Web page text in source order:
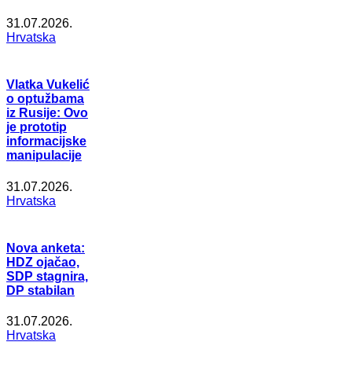
31.07.2026.
Hrvatska
Vlatka Vukelić
o optužbama
iz Rusije: Ovo
je prototip
informacijske
manipulacije
31.07.2026.
Hrvatska
Nova anketa:
HDZ ojačao,
SDP stagnira,
DP stabilan
31.07.2026.
Hrvatska